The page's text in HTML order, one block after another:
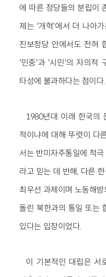
에 따른 정당들의 분립이
제는 '개혁'에서 더 나아
진보정당 안에서도 전혀
'민중'과 '시민'의 자의적
타성에 불과하다는 점이다.
1980년대 이래 한국의
적이냐에 대해 뚜렷이 다
서는 반미자주통일에 적
라고 믿는 데 반해, 다른
최우선 과제이며 노동해
돌린 북한과의 통일 또는
있다는 입장이었다.
이 기본적인 대립은 서